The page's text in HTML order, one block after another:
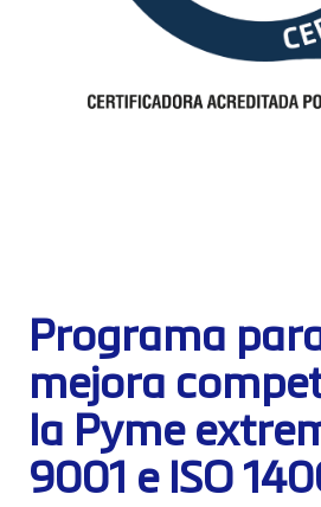
Programa
mejora
la Pyme
9001 e ISO